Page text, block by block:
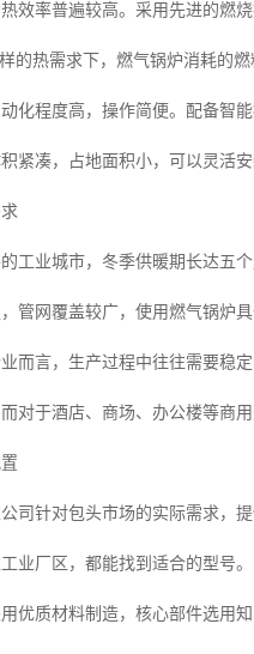
效率普遍较高。采用先进的燃
的热需求下，燃气锅炉消耗的燃
化程度高，操作简便。配备智
紧凑，占地面积小，可以灵活
工业城市，冬季供暖期长达五
管网覆盖较广，使用燃气锅炉
而言，生产过程中往往需要稳
对于酒店、商场、办公楼等商
司针对包头市场的实际需求，
业厂区，都能找到适合的型号。
优质材料制造，核心部件选用